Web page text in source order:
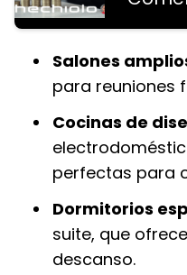
Salones
para reuniones
Cocinas de
perfectas para
Dormitorios
suite, que
descanso.